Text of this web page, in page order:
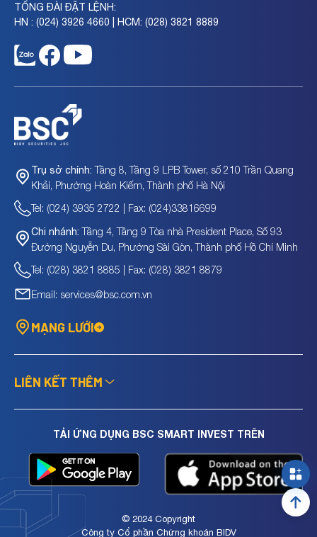
TỔNG ĐÀI ĐẶT LỆNH:
HN : (024) 3926 4660 | HCM: (028) 3821 8889
Trụ sở chính: Tầng 8, Tầng 9 LPB Tower, số 210 Trần Quang
Khải, Phường Hoàn Kiếm, Thành phố Hà Nội
Tel: (024) 3935 2722 | Fax: (024)33816699
Chi nhánh: Tầng 4, Tầng 9 Tòa nhà President Place, Số 93
Đường Nguyễn Du, Phường Sài Gòn, Thành phố Hồ Chí Minh
Tel: (028) 3821 8885 | Fax: (028) 3821 8879
Email: services@bsc.com.vn
MẠNG LƯỚI
LIÊN KẾT THÊM
TẢI ỨNG DỤNG BSC SMART INVEST TRÊN
© 2024 Copyright
Công ty Cổ phần Chứng khoán BIDV